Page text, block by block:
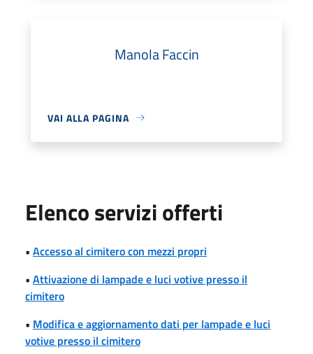
Manola Faccin
VAI ALLA PAGINA
Elenco servizi offerti
• Accesso al cimitero con mezzi propri
• Attivazione di lampade e luci votive presso il
cimitero
• Modifica e aggiornamento dati per lampade e luci
votive presso il cimitero